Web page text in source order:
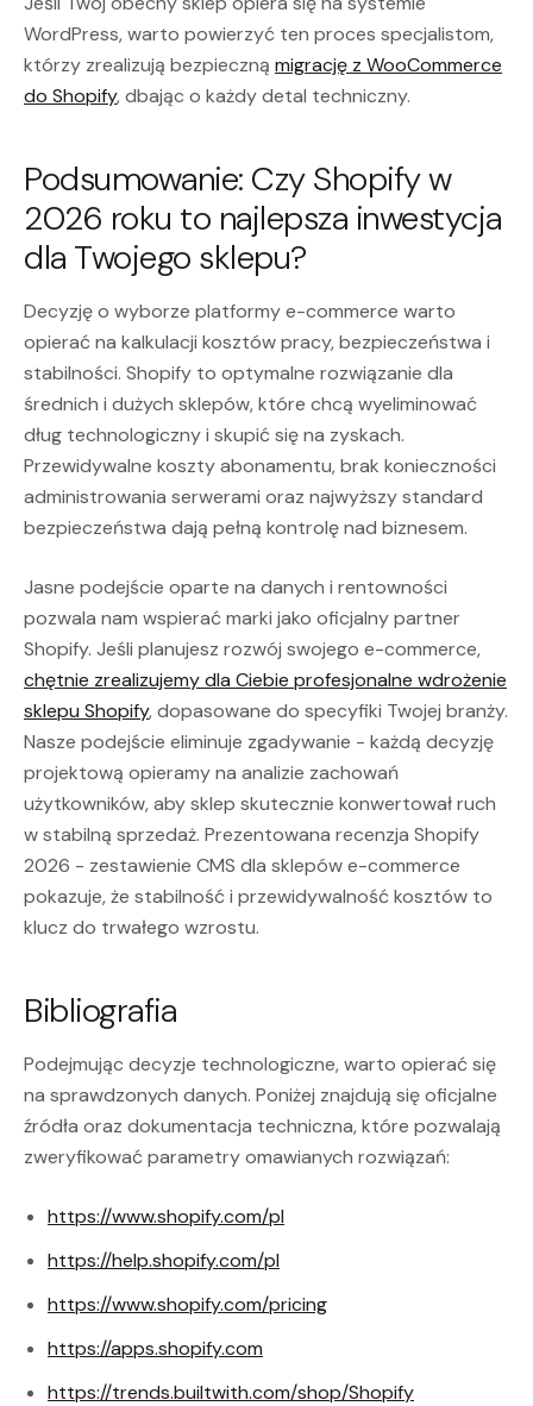
WordPress, warto powierzyć ten proces specjalistom,
którzy zrealizują bezpieczną migrację z WooCommerce
do Shopify, dbając o każdy detal techniczny.
Podsumowanie: Czy Shopify w
2026 roku to najlepsza inwestycja
dla Twojego sklepu?
Decyzję o wyborze platformy e-commerce warto
opierać na kalkulacji kosztów pracy, bezpieczeństwa i
stabilności. Shopify to optymalne rozwiązanie dla
średnich i dużych sklepów, które chcą wyeliminować
dług technologiczny i skupić się na zyskach.
Przewidywalne koszty abonamentu, brak konieczności
administrowania serwerami oraz najwyższy standard
bezpieczeństwa dają pełną kontrolę nad biznesem.
Jasne podejście oparte na danych i rentowności
pozwala nam wspierać marki jako oficjalny partner
Shopify. Jeśli planujesz rozwój swojego e-commerce,
chętnie zrealizujemy dla Ciebie profesjonalne wdrożenie
sklepu Shopify, dopasowane do specyfiki Twojej branży.
Nasze podejście eliminuje zgadywanie - każdą decyzję
projektową opieramy na analizie zachowań
użytkowników, aby sklep skutecznie konwertował ruch
w stabilną sprzedaż. Prezentowana recenzja Shopify
2026 - zestawienie CMS dla sklepów e-commerce
pokazuje, że stabilność i przewidywalność kosztów to
klucz do trwałego wzrostu.
Bibliografia
Podejmując decyzje technologiczne, warto opierać się
na sprawdzonych danych. Poniżej znajdują się oficjalne
źródła oraz dokumentacja techniczna, które pozwalają
zweryfikować parametry omawianych rozwiązań:
https://www.shopify.com/pl
https://help.shopify.com/pl
https://www.shopify.com/pricing
https://apps.shopify.com
https://trends.builtwith.com/shop/Shopify